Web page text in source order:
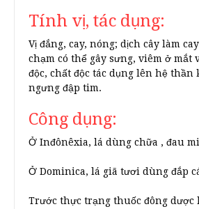
Tính vị, tác dụng:
Vị đắng, cay, nóng; dịch cây làm
chạm có thể gây sưng, viêm ở mắt
độc, chất độc tác dụng lên hệ thần
ngưng đập tim.
Công dụng:
Ở Inđônêxia, lá dùng chữa , đau
Ở Dominica, lá giã tươi dùng đắp
Trước thực trạng thuốc đông dược